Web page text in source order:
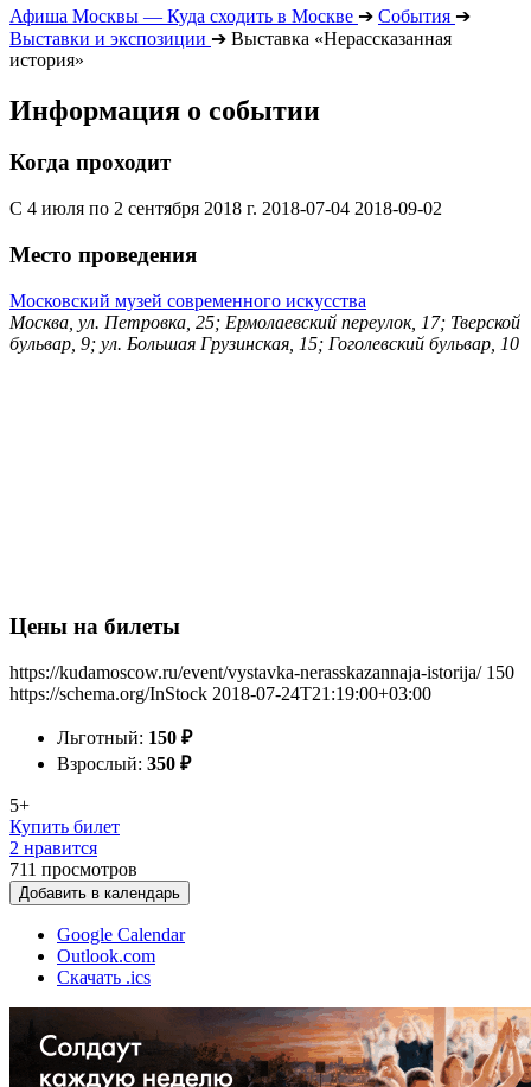
Афиша Москвы — Куда сходить в Москве ➔ События ➔
Выставки и экспозиции ➔ Выставка «Нерассказанная
история»
Информация о событии
Когда проходит
С 4 июля по 2 сентября 2018 г. 2018-07-04 2018-09-02
Место проведения
Московский музей современного искусства
Москва, ул. Петровка, 25; Ермолаевский переулок, 17; Тверской
бульвар, 9; ул. Большая Грузинская, 15; Гоголевский бульвар, 10
Цены на билеты
https://kudamoscow.ru/event/vystavka-nerasskazannaja-istorija/ 150
https://schema.org/InStock 2018-07-24T21:19:00+03:00
Льготный: 150 ₽
Взрослый: 350 ₽
5+
Купить билет
2 нравится
711 просмотров
Добавить в календарь
Google Calendar
Outlook.com
Скачать .ics